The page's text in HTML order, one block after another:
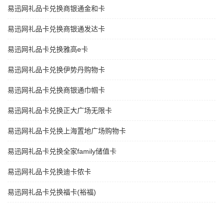
易迅网礼品卡兑换商银通金和卡
易迅网礼品卡兑换商银通发达卡
易迅网礼品卡兑换雅高e卡
易迅网礼品卡兑换伊势丹购物卡
易迅网礼品卡兑换商银通巾帼卡
易迅网礼品卡兑换正大广场无限卡
易迅网礼品卡兑换上海置地广场购物卡
易迅网礼品卡兑换全家family储值卡
易迅网礼品卡兑换迪卡侬卡
易迅网礼品卡兑换福卡(裕福)